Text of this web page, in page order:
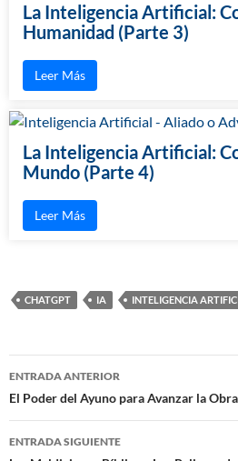
La Inteligencia Artificial:
Humanidad (Parte 3)
Leer Más
La Inteligencia Artificial:
Mundo (Parte 4)
Leer Más
CHATGPT IA INTELIGENCIA
Navegación
de
ENTRADA ANTERIOR
El Poder del Ayuno para Avanzar la
ENTRADA SIGUIENTE